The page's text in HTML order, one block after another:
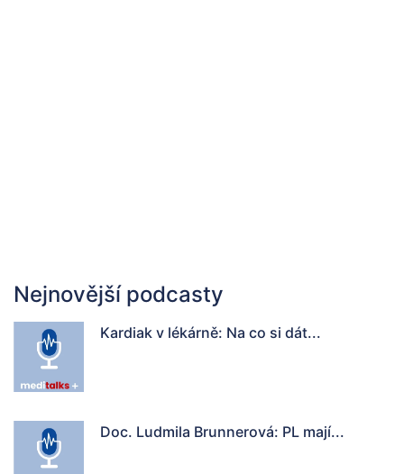
Nejnovější podcasty
Kardiak v lékárně: Na co si dát...
Doc. Ludmila Brunnerová: PL mají...